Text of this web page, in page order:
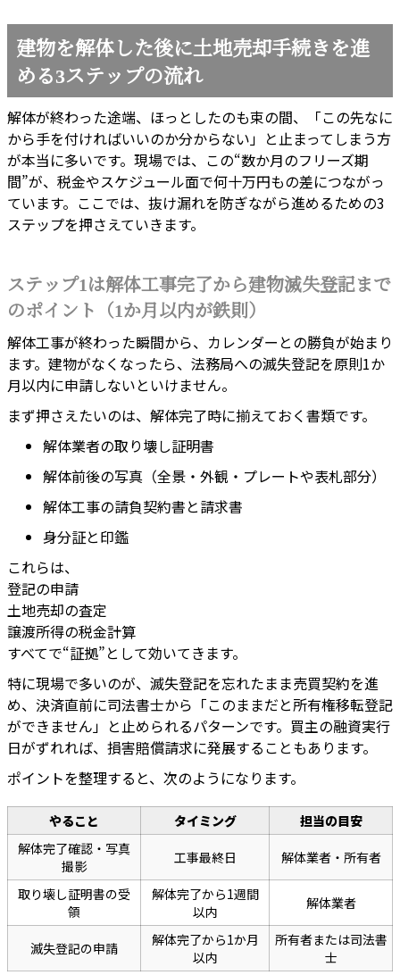
建物を解体した後に土地売却手続きを進
める3ステップの流れ
解体が終わった途端、ほっとしたのも束の間、「この先なに
から手を付ければいいのか分からない」と止まってしまう方
が本当に多いです。現場では、この“数か月のフリーズ期
間”が、税金やスケジュール面で何十万円もの差につながっ
ています。ここでは、抜け漏れを防ぎながら進めるための3
ステップを押さえていきます。
ステップ1は解体工事完了から建物滅失登記まで
のポイント（1か月以内が鉄則）
解体工事が終わった瞬間から、カレンダーとの勝負が始まり
ます。建物がなくなったら、法務局への滅失登記を原則1か
月以内に申請しないといけません。
まず押さえたいのは、解体完了時に揃えておく書類です。
解体業者の取り壊し証明書
解体前後の写真（全景・外観・プレートや表札部分）
解体工事の請負契約書と請求書
身分証と印鑑
これらは、
登記の申請
土地売却の査定
譲渡所得の税金計算
すべてで“証拠”として効いてきます。
特に現場で多いのが、滅失登記を忘れたまま売買契約を進
め、決済直前に司法書士から「このままだと所有権移転登記
ができません」と止められるパターンです。買主の融資実行
日がずれれば、損害賠償請求に発展することもあります。
ポイントを整理すると、次のようになります。
やること タイミング
担当の目安
解体完了確認・写真
撮影
工事最終日 解体業者・所有者
取り壊し証明書の受
領
解体完了から1週間
以内
解体業者
滅失登記の申請
解体完了から1か月
以内
所有者または司法書
士